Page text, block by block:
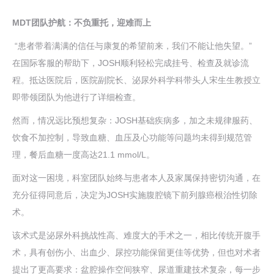
MDT团队护航：不负重托，迎难而上
“患者带着满满的信任与康复的希望前来，我们不能让他失望。”
在国际客服的帮助下，JOSH顺利轻松完成挂号、检查及就诊流
程。抵达医院后，医院副院长、泌尿外科学科带头人宋生生教授立
即带领团队为他进行了详细检查。
然而，情况远比预想复杂：JOSH基础疾病多，加之未规律服药、
饮食不加控制，导致血糖、血压及心功能等问题均未得到规范管
理，餐后血糖一度高达21.1 mmol/L。
面对这一困境，科室团队始终与患者本人及家属保持密切沟通，在
充分征得同意后，决定为JOSH实施腹腔镜下前列腺癌根治性切除
术。
该术式是泌尿外科挑战性高、难度大的手术之一，相比传统开腹手
术，具有创伤小、出血少、尿控功能保留更佳等优势，但也对术者
提出了更高要求：盆腔操作空间狭窄、尿道重建技术复杂，每一步